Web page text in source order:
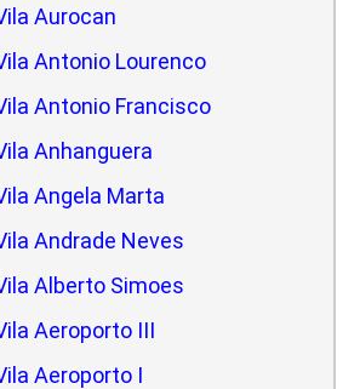
Aurocan
Antonio Lourenco
Antonio Francisco
Anhanguera
Angela Marta
Andrade Neves
Alberto Simoes
Aeroporto III
Aeroporto I